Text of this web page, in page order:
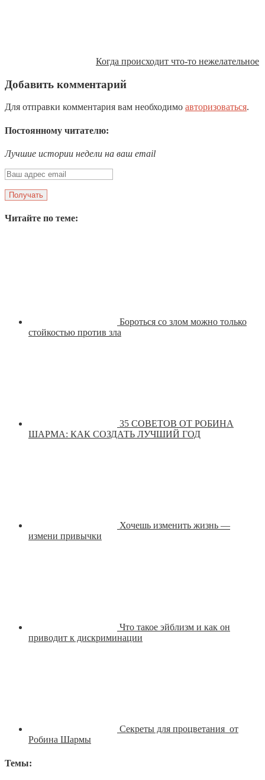
Когда происходит что-то нежелательное
Добавить комментарий
Для отправки комментария вам необходимо авторизоваться.
Постоянному читателю:
Лучшие истории недели на ваш email
Читайте по теме:
Бороться со злом можно только
стойкостью против зла
35 СОВЕТОВ ОТ РОБИНА
ШАРМА: КАК СОЗДАТЬ ЛУЧШИЙ ГОД
Хочешь изменить жизнь —
измени привычки
Что такое эйблизм и как он
приводит к дискриминации
Секреты для процветания от
Робина Шармы
Темы: